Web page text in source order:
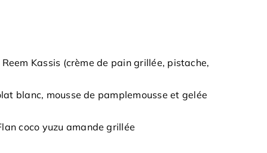
Kassis (crème de pain grillée, pistache,
blanc, mousse de pamplemousse et gelée
coco yuzu amande grillée